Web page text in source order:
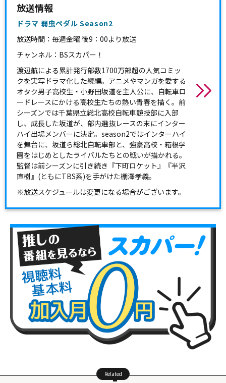
放送情報
ドラマ 弱虫ペダル Season2
放送時間：毎週金曜 後9：00より放送
チャンネル：BSスカパー！
渡辺航による累計発行部数1700万部超の人気コミッ
クを実写ドラマ化した続編。アニメやマンガを愛する
オタク男子高校生・小野田坂道を主人公に、自転車ロ
ードレースにかける高校生たちの熱い青春を描く。前
シーズンでは千葉県立総北高校自転車競技部に入部
し、成長した坂道が、部内選抜レースの末にインター
ハイ出場メンバーに決定。season2ではインターハイ
を舞台に、坂道ら総北自転車部と、強豪高校・箱根学
園をはじめとしたライバルたちとの戦いが描かれる。
監督は前シーズンに引き続き『下町ロケット』『半沢
直樹』(ともにTBS系)を手がけた棚澤孝義。
※放送スケジュールは変更になる場合がございます。
Related